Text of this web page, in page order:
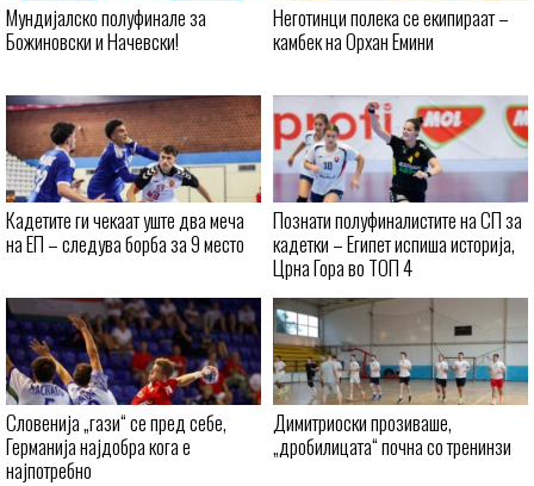
Мундијалско полуфинале за
Божиновски и Начевски!
Неготинци полека се екипираат –
камбек на Орхан Емини
Кадетите ги чекаат уште два меча
на ЕП – следува борба за 9 место
Познати полуфиналистите на СП за
кадетки – Египет испиша историја,
Црна Гора во ТОП 4
Словенија „гази“ се пред себе,
Германија најдобра кога е
најпотребно
Димитриоски прозиваше,
„дробилицата“ почна со тренинзи